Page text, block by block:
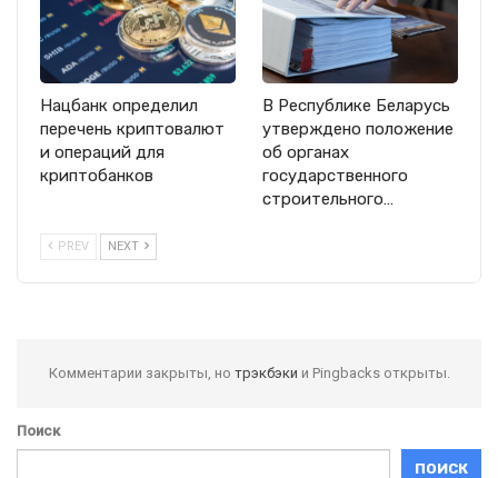
Нацбанк определил
перечень криптовалют
и операций для
криптобанков
В Республике Беларусь
утверждено положение
об органах
государственного
строительного…
PREV NEXT
Комментарии закрыты, но трэкбэки и Pingbacks открыты.
Поиск
ПОИСК